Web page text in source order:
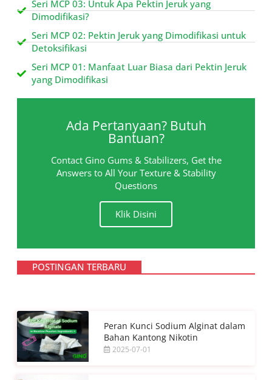
Seri MCP 03: Untuk Apa Pektin Jeruk yang
Dimodifikasi?
Seri MCP 02: Pektin Jeruk yang Dimodifikasi untuk
Detoksifikasi
Seri MCP 01: Manfaat Luar Biasa dari Pektin Jeruk
yang Dimodifikasi
Ada Pertanyaan? Butuh
Bantuan?
Contact Gino Gums & Stabilizers, Get the
Answers to All Your Texture & Stability
Questions
Klik Disini
POSTINGAN TERBARU
Peran Kunci Sodium Alginat dalam
Bahan Kantong Nikotin
2025-07-01